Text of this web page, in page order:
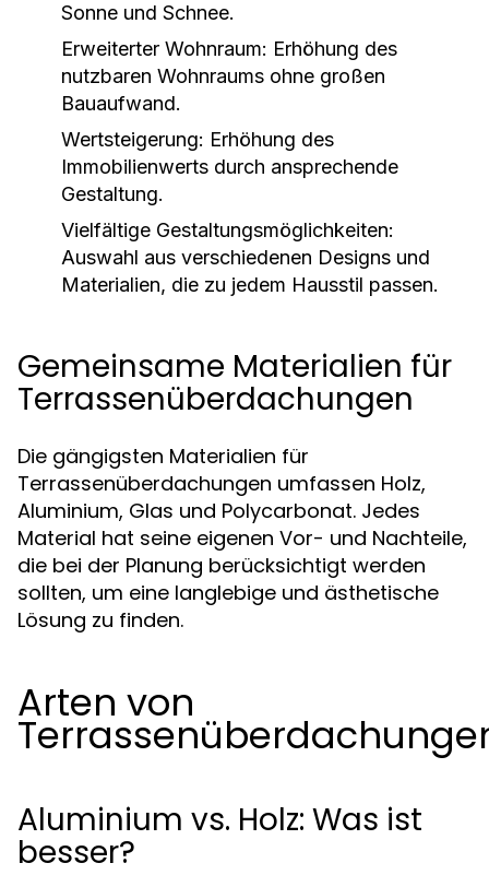
Sonne und Schnee.
Erweiterter Wohnraum: Erhöhung des
nutzbaren Wohnraums ohne großen
Bauaufwand.
Wertsteigerung: Erhöhung des
Immobilienwerts durch ansprechende
Gestaltung.
Vielfältige Gestaltungsmöglichkeiten:
Auswahl aus verschiedenen Designs und
Materialien, die zu jedem Hausstil passen.
Gemeinsame Materialien für
Terrassenüberdachungen
Die gängigsten Materialien für
Terrassenüberdachungen umfassen Holz,
Aluminium, Glas und Polycarbonat. Jedes
Material hat seine eigenen Vor- und Nachteile,
die bei der Planung berücksichtigt werden
sollten, um eine langlebige und ästhetische
Lösung zu finden.
Arten von
Aluminium vs. Holz: Was ist
besser?